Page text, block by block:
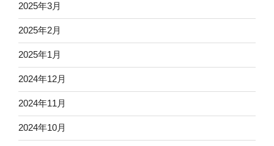
2025年3月
2025年2月
2025年1月
2024年12月
2024年11月
2024年10月